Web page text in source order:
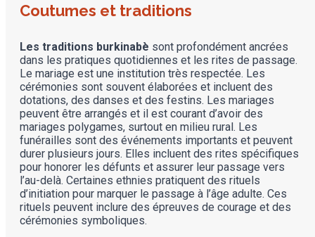
Coutumes et traditions
Les traditions burkinabè sont profondément ancrées
dans les pratiques quotidiennes et les rites de passage.
Le mariage est une institution très respectée. Les
cérémonies sont souvent élaborées et incluent des
dotations, des danses et des festins. Les mariages
peuvent être arrangés et il est courant d’avoir des
mariages polygames, surtout en milieu rural. Les
funérailles sont des événements importants et peuvent
durer plusieurs jours. Elles incluent des rites spécifiques
pour honorer les défunts et assurer leur passage vers
l’au-delà. Certaines ethnies pratiquent des rituels
d’initiation pour marquer le passage à l’âge adulte. Ces
rituels peuvent inclure des épreuves de courage et des
cérémonies symboliques.